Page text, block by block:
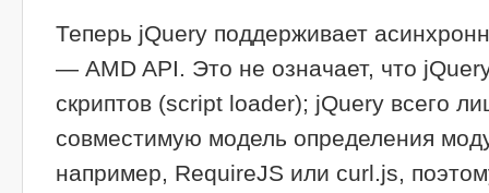
Теперь jQuery поддерживает
— AMD API. Это не означает, что
скриптов (script loader); jQuery всего
совместимую модель определения
например, RequireJS или curl.js,